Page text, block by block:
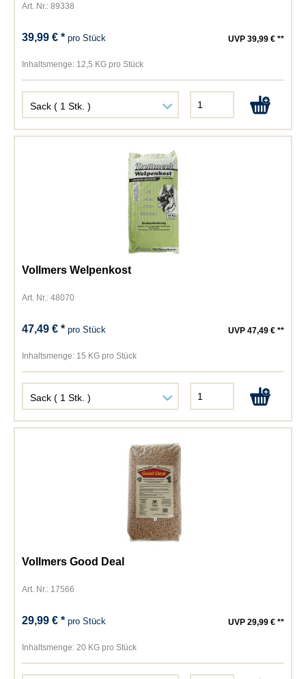
Art. Nr.: 89338
39,99 € *pro Stück UVP 39,99 € **
Inhaltsmenge: 12,5 KG pro Stück
Vollmers Welpenkost
Art. Nr.: 48070
47,49 € *pro Stück UVP 47,49 € **
Inhaltsmenge: 15 KG pro Stück
Vollmers Good Deal
Art. Nr.: 17566
29,99 € *pro Stück UVP 29,99 € **
Inhaltsmenge: 20 KG pro Stück